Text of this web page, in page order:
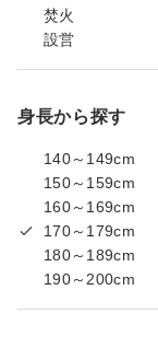
焚火
設営
身長から探す
140～149cm
150～159cm
160～169cm
170～179cm
180～189cm
190～200cm